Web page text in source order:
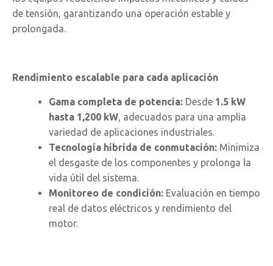
de tensión, garantizando una operación estable y
prolongada.
Rendimiento escalable para cada aplicación
Gama completa de potencia: Desde 1.5 kW
hasta 1,200 kW, adecuados para una amplia
variedad de aplicaciones industriales.
Tecnología híbrida de conmutación: Minimiza
el desgaste de los componentes y prolonga la
vida útil del sistema.
Monitoreo de condición: Evaluación en tiempo
real de datos eléctricos y rendimiento del
motor.